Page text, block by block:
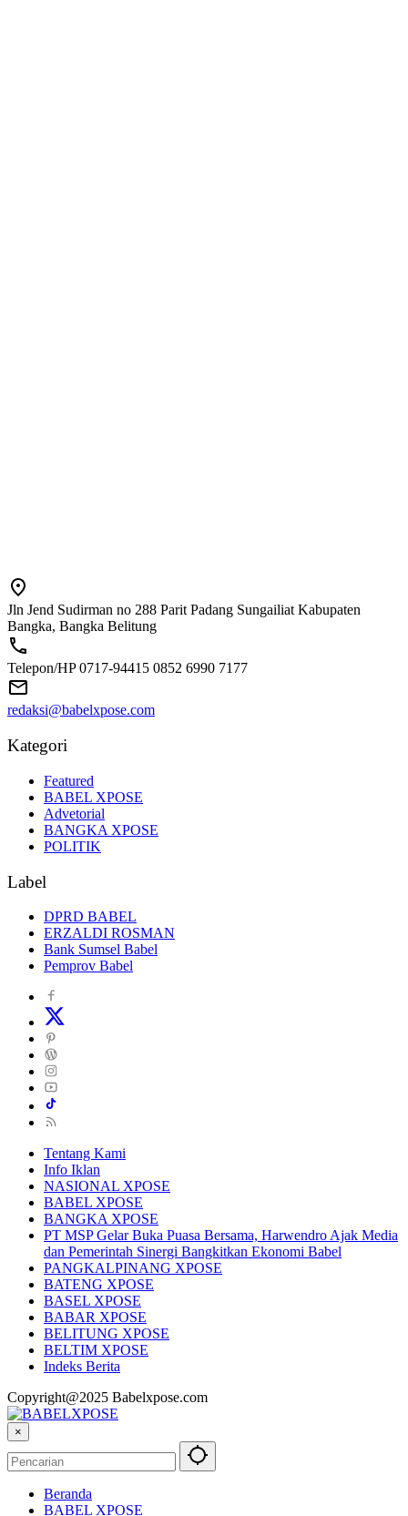
Jln Jend Sudirman no 288 Parit Padang Sungailiat Kabupaten
Bangka, Bangka Belitung
Telepon/HP 0717-94415 0852 6990 7177
redaksi@babelxpose.com
BABEL XPOSE
Advetorial
BANGKA XPOSE
POLITIK
ERZALDI ROSMAN
Bank Sumsel Babel
Pemprov Babel
Info Iklan
NASIONAL XPOSE
BABEL XPOSE
BANGKA XPOSE
PT MSP Gelar Buka Puasa Bersama, Harwendro Ajak Media
dan Pemerintah Sinergi Bangkitkan Ekonomi Babel
PANGKALPINANG XPOSE
BATENG XPOSE
BASEL XPOSE
BABAR XPOSE
BELITUNG XPOSE
BELTIM XPOSE
Indeks Berita
×
BABEL XPOSE
BANGKA XPOSE